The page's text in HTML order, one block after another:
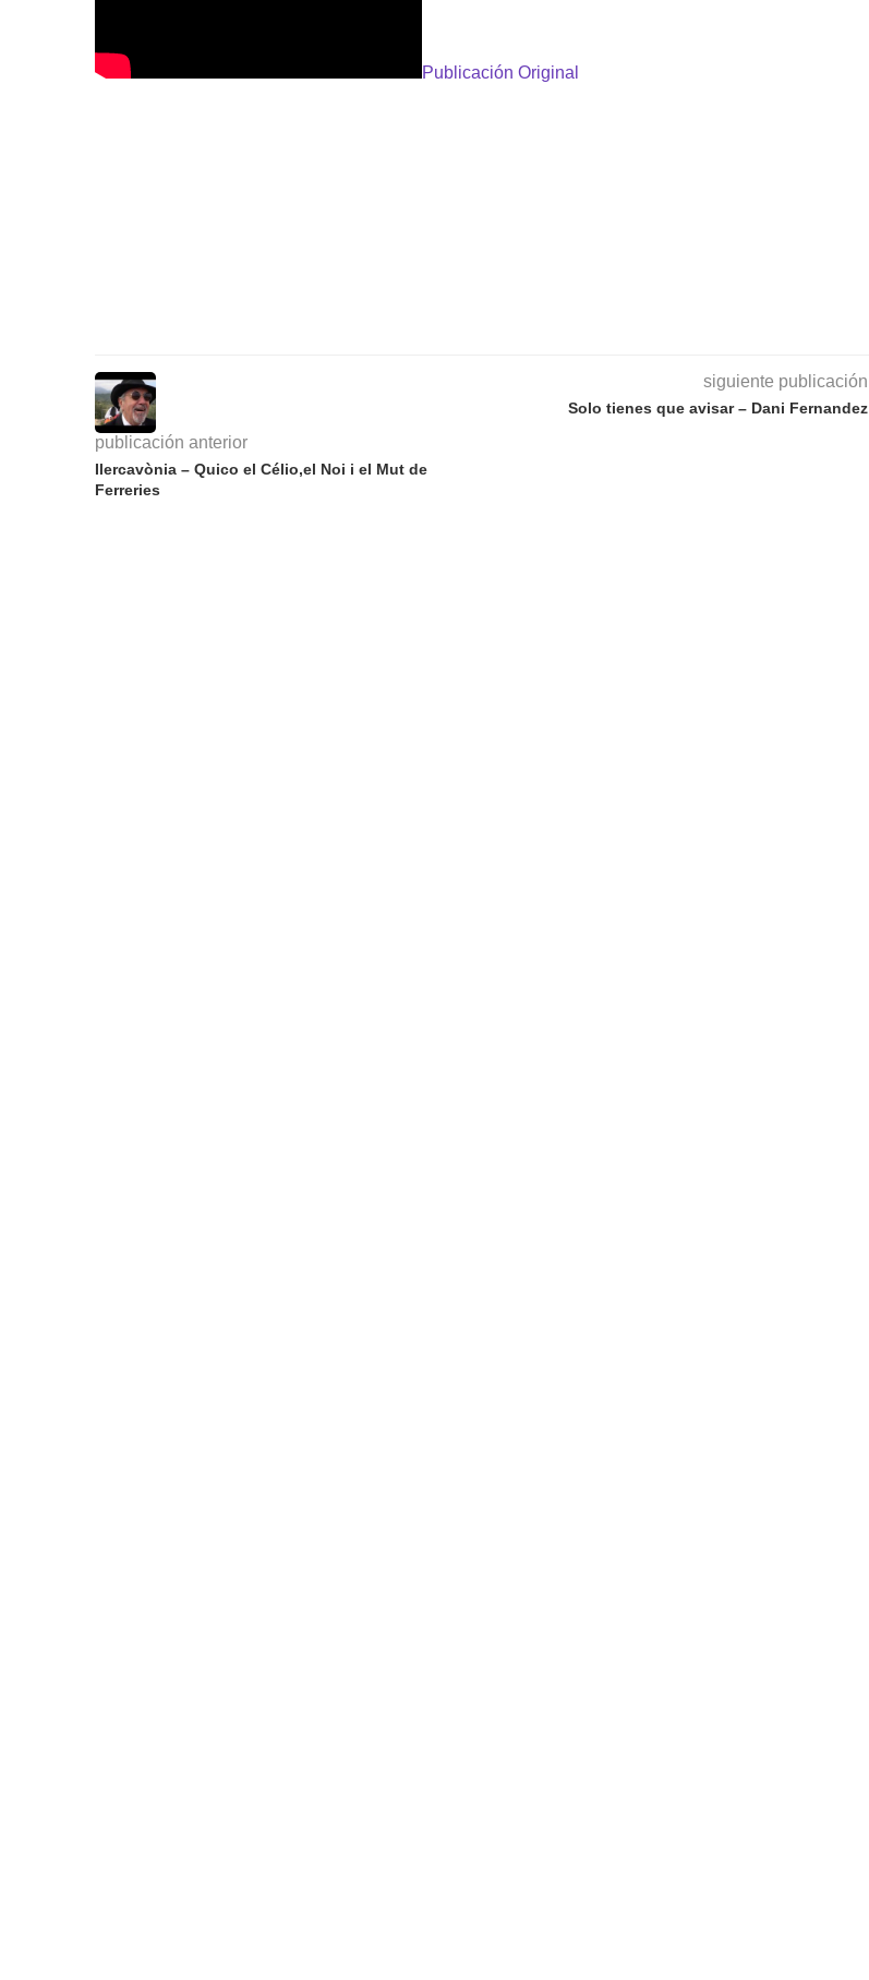
Publicación Original
publicación anterior
Ilercavònia – Quico el Célio,el Noi i el Mut de
Ferreries
siguiente publicación
Solo tienes que avisar – Dani Fernandez